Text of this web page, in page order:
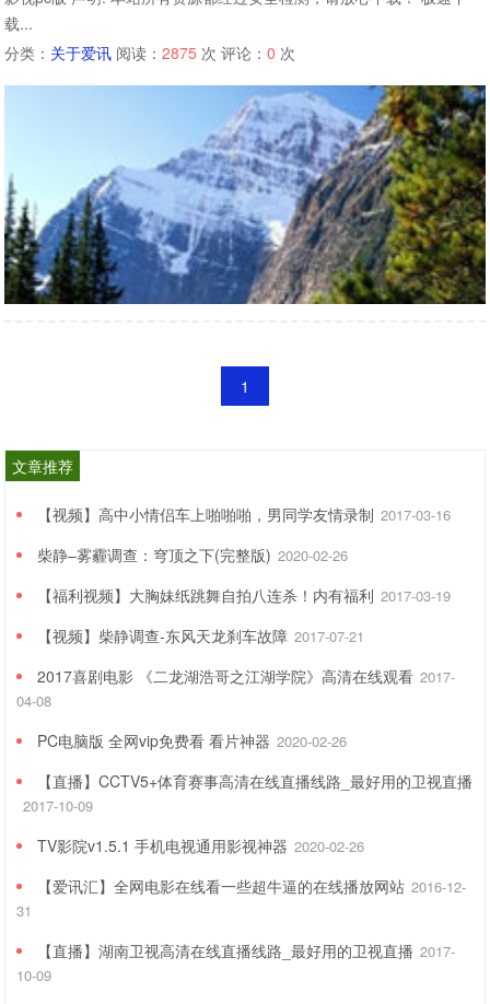
载...
分类： 关于爱讯 阅读：2875 次 评论：0 次
1
文章推荐
【视频】高中小情侣车上啪啪啪，男同学友情录制 2017-03-16
柴静–雾霾调查：穹顶之下(完整版) 2020-02-26
【福利视频】大胸妹纸跳舞自拍八连杀！内有福利 2017-03-19
【视频】柴静调查-东风天龙刹车故障 2017-07-21
2017喜剧电影 《二龙湖浩哥之江湖学院》高清在线观看 2017-
04-08
PC电脑版 全网vip免费看 看片神器 2020-02-26
【直播】CCTV5+体育赛事高清在线直播线路_最好用的卫视直播
2017-10-09
TV影院v1.5.1 手机电视通用影视神器 2020-02-26
【爱讯汇】全网电影在线看一些超牛逼的在线播放网站 2016-12-
31
【直播】湖南卫视高清在线直播线路_最好用的卫视直播 2017-
10-09